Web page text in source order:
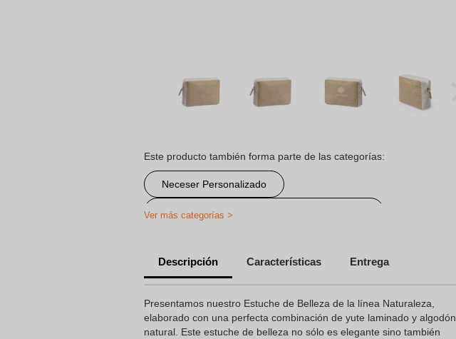
Este producto también forma parte de las categorías:
Neceser Personalizado
Artículos de salud y bienestar personalizados
Ver más categorías >
Descripción Características Entrega
Presentamos nuestro Estuche de Belleza de la línea Naturaleza,
elaborado con una perfecta combinación de yute laminado y algodón
natural. Este estuche de belleza no sólo es elegante sino también